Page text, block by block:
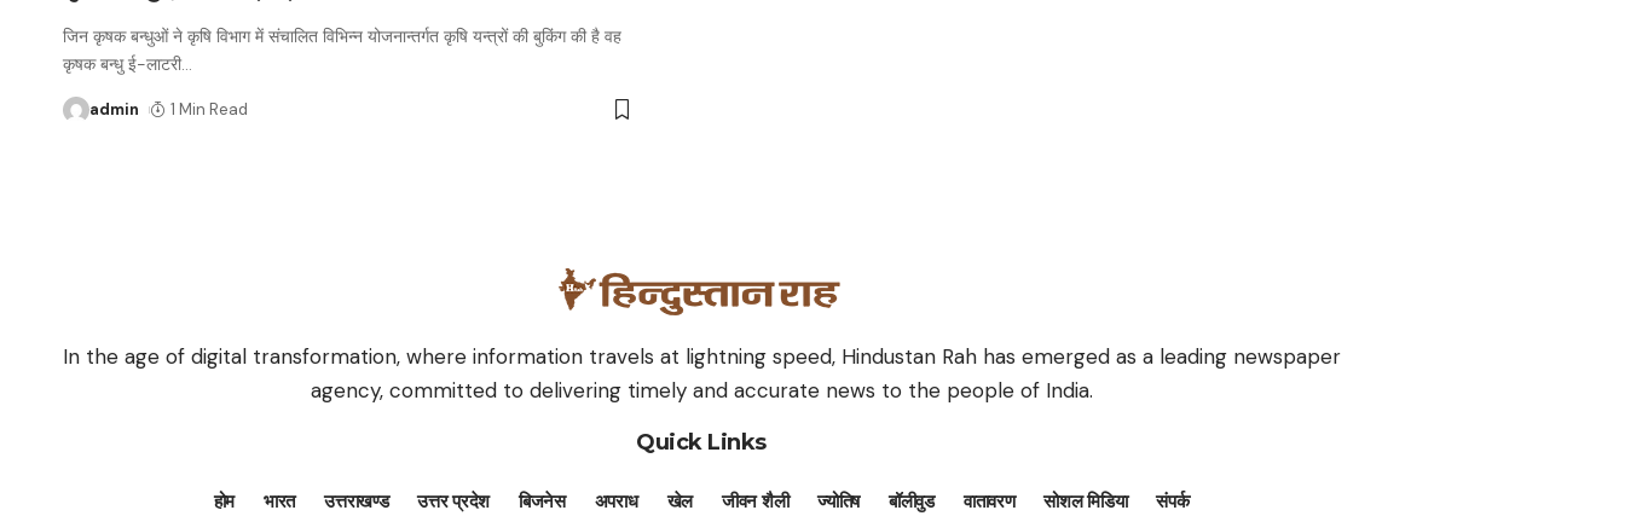
जिन कृषक बन्धुओं ने कृषि विभाग में संचालित विभिन्न योजनान्तर्गत कृषि यन्त्रों की बुकिंग की है वह
कृषक बन्धु ई-लाटरी…
admin 1 Min Read
In the age of digital transformation, where information travels at lightning speed, Hindustan Rah has emerged as a leading newspaper
agency, committed to delivering timely and accurate news to the people of India.
Quick Links
होम भारत उत्तराखण्ड उत्तर प्रदेश बिजनेस अपराध खेल जीवन शैली ज्योतिष बॉलीवुड वातावरण सोशल मिडिया संपर्क